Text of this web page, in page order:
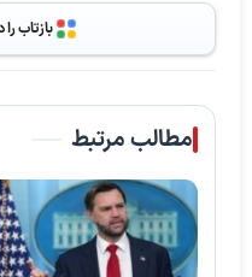
بازتاب
مطالب مرتبط